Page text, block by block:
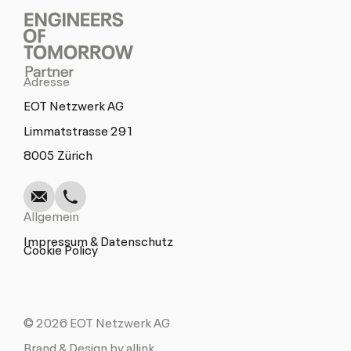
Adresse
EOT Netzwerk AG
Limmatstrasse 291
8005 Zürich
Allgemein
Impressum & Datenschutz
Cookie Policy
© 2026 EOT Netzwerk AG
Brand & Design by allink